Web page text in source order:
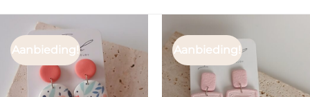
Aanbieding! Aanbieding!